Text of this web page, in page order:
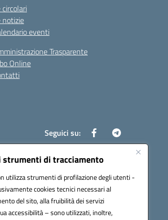
strumenti di tracciamento
utilizza strumenti di profilazione degli utenti -
cookies tecnici necessari al
del sito, alla fruibilità dei servizi
accessibilità – sono utilizzati, inoltre,
circolari
notizie
eventi
Trasparente
Online
Seguici su: